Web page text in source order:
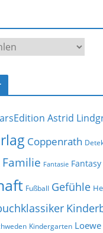
arsEdition Astrid
Coppenrath
Familie Fantasie Fantasy
Fußball Gefühle
Kindergarten